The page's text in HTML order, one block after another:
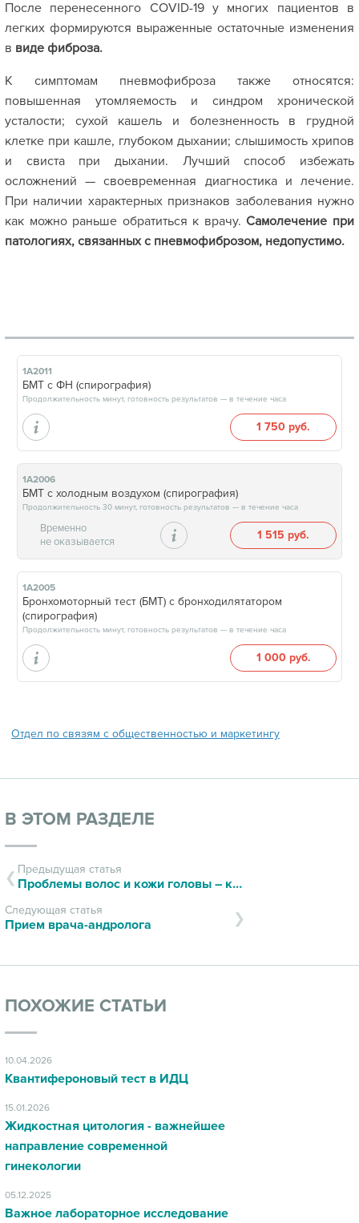
После перенесенного COVID-19 у многих пациентов в
легких формируются выраженные остаточные изменения
в виде фиброза.
К симптомам пневмофиброза также относятся:
повышенная утомляемость и синдром хронической
усталости; сухой кашель и болезненность в грудной
клетке при кашле, глубоком дыхании; слышимость хрипов
и свиста при дыхании. Лучший способ избежать
осложнений — своевременная диагностика и лечение.
При наличии характерных признаков заболевания нужно
как можно раньше обратиться к врачу. Самолечение при
патологиях, связанных с пневмофиброзом, недопустимо.
1А2011
БМТ с ФН (спирография)
Продолжительность минут, готовность результатов — в течение часа
1 750 руб.
1А2006
БМТ с холодным воздухом (спирография)
Продолжительность 30 минут, готовность результатов — в течение часа
Временно
не оказывается
1 515 руб.
1А2005
Бронхомоторный тест (БМТ) с бронходилятатором
(спирография)
Продолжительность минут, готовность результатов — в течение часа
1 000 руб.
Отдел по связям с общественностью и маркетингу
В ЭТОМ РАЗДЕЛЕ
Предыдущая статья
Проблемы волос и кожи головы – как определить в чем причина
Следующая статья
Прием врача-андролога
ПОХОЖИЕ СТАТЬИ
10.04.2026
Квантифероновый тест в ИДЦ
15.01.2026
Жидкостная цитология - важнейшее
направление современной
гинекологии
05.12.2025
Важное лабораторное исследование